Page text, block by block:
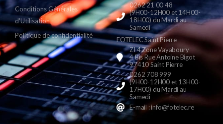
Conditions Générales
d'Utilisation
Politique de confidentialité
0262 21 00 48
(9H00-12H00 et 14H00-
18H00) du Mardi au
Samedi
FOTELEC Saint Pierre
ZI 4 Zone Vayaboury
4 Bis Rue Antoine Bigot
97410 Saint Pierre
0262 708 999
(9H00-12H00 et 13H00-
17H00) du Mardi au
Samedi
E-mail : info@fotelec.re